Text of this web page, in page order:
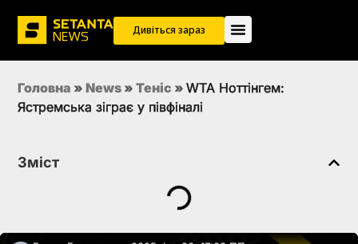
Дивіться зараз
Головна » News » Теніс » WTA Ноттінгем:
Ястремська зіграє у півфіналі
Зміст